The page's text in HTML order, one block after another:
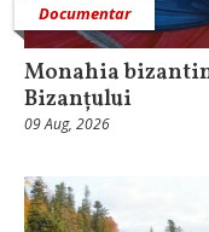
Documentar
Monahia
Bizanțului
09 Aug, 2026